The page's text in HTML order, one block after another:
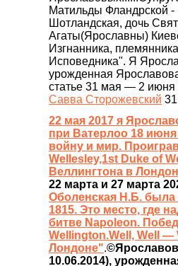
Матильды Фландрской -
Шотландская, дочь
Агаты(Ярославны)
Изгнанника,
Исповедника". Я
урожденная
статье 31 мая — 2 июня
Савва Сторожевский
22 мая 2017 я
при Ватерлоо 18 июня
войну и мир.
Wellesley,1st Duke of
Веллингтона в
22 марта и 27 марта
Оболенская Н.Б.
1815. Это место, где
битве Napoleon.
Wellington.Well, Well —
Лондоне".
10.06.2014),